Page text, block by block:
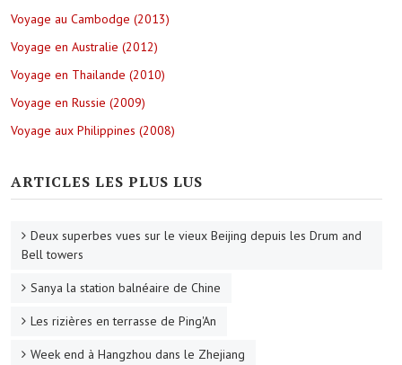
Voyage au Cambodge (2013)
Voyage en Australie (2012)
Voyage en Thailande (2010)
Voyage en Russie (2009)
Voyage aux Philippines (2008)
ARTICLES LES PLUS LUS
Deux superbes vues sur le vieux Beijing depuis les Drum and
Bell towers
Sanya la station balnéaire de Chine
Les rizières en terrasse de Ping'An
Week end à Hangzhou dans le Zhejiang